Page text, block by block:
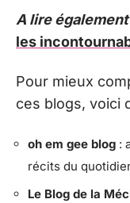
A lire
les
Pour mieux
ces blogs, voici
oh em gee blog :
récits du
Le Blog de la